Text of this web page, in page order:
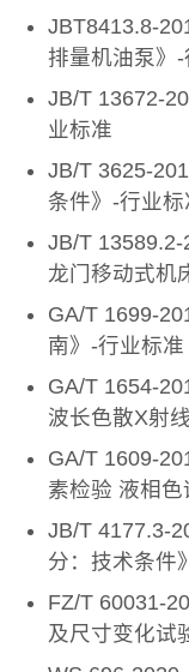
JBT8413.8-
排量机油泵》
JB/T 13672-
业标准
JB/T 3625-
条件》-行业标
JB/T 13589.2-
龙门移动式机
GA/T 1699-
南》-行业标准
GA/T 1654-
波长色散X射
GA/T 1609-
素检验 液相
JB/T 4177.3-
分：技术条件
FZ/T 60031-
及尺寸变化试